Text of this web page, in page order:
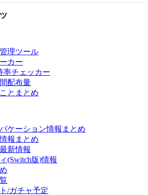
理ツール
カー
率チェッカー
配布量
とまとめ
ケーション情報まとめ
報まとめ
新情報
(Switch版)情報
/ガチャ予定